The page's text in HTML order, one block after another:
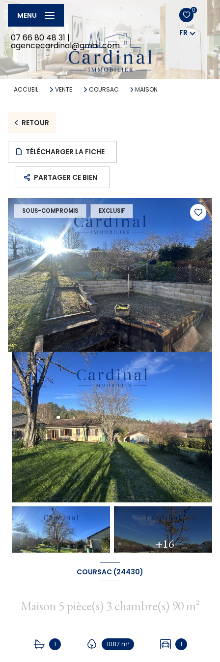
07 66 80 48 31 |
agencecardinal@gmail.com
0
FR
MENU
ACCUEIL VENTE COURSAC MAISON
RETOUR
TÉLÉCHARGER LA FICHE
PARTAGER CE BIEN
SOUS-COMPROMIS EXCLUSIF
+16
COURSAC (24430)
Maison 5 pièce(s) 3 chambre(s) 90 m²
1 1087 m² 1